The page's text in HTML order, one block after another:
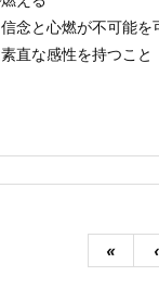
念と心燃が不可能を
直な感性を持つこと
« ‹